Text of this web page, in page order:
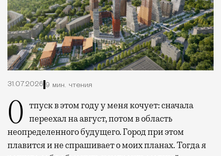
31.07.2026 9 мин. чтения
Отпуск в этом году у меня кочует: сначала переехал на август, потом в область
неопределенного будущего. Город при этом
плавится и не спрашивает о моих планах. Тогда я